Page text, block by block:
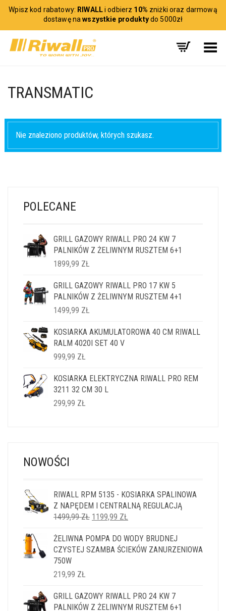
Wpisz kod rabatowy: RIWALLi odbierz 10% zniżki oraz darmową
dostawę nawszystkie produktydo 5000zł
Toggle Menu
TRANSMATIC
Nie znaleziono produktów, których szukasz.
POLECANE
GRILL GAZOWY RIWALL PRO 24 KW 7
PALNIKÓW Z ŻELIWNYM RUSZTEM 6+1
1899,99 ZŁ
GRILL GAZOWY RIWALL PRO 17 KW 5
PALNIKÓW Z ŻELIWNYM RUSZTEM 4+1
1499,99 ZŁ
KOSIARKA AKUMULATOROWA 40 CM RIWALL
RALM 4020I SET 40 V
999,99 ZŁ
KOSIARKA ELEKTRYCZNA RIWALL PRO REM
3211 32 CM 30 L
299,99 ZŁ
NOWOŚCI
RIWALL RPM 5135 - KOSIARKA SPALINOWA
Z NAPĘDEM I CENTRALNĄ REGULACJĄ
1499,99ZŁ PIERWOTNA
WYNOSIŁA:
1499,99 ZŁ.
1199,99 ZŁ
WYNOSI:
1199,99 ZŁ.
ŻELIWNA POMPA DO WODY BRUDNEJ
CZYSTEJ SZAMBA ŚCIEKÓW ZANURZENIOWA
750W
219,99 ZŁ
GRILL GAZOWY RIWALL PRO 24 KW 7
PALNIKÓW Z ŻELIWNYM RUSZTEM 6+1